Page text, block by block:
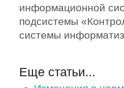
информационной
подсистемы
системы
Еще статьи...